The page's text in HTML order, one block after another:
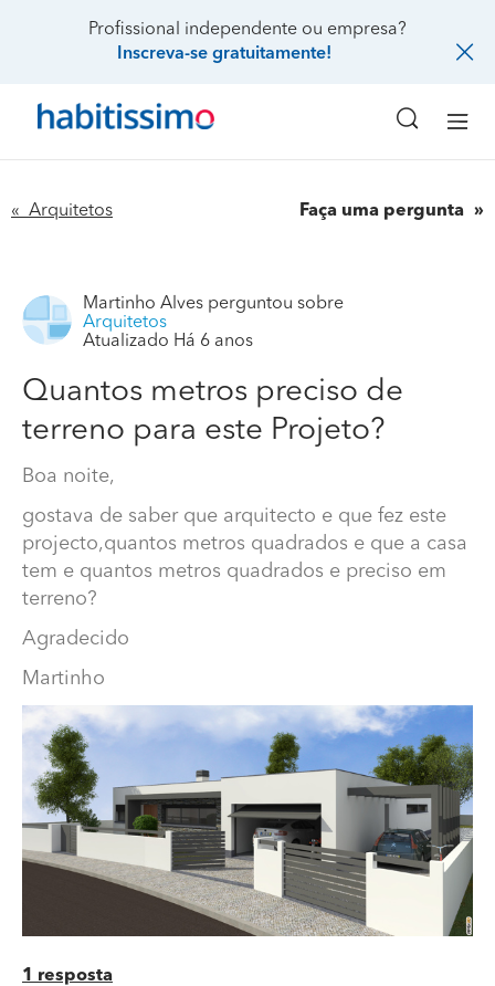
Profissional independente ou empresa?
Inscreva-se gratuitamente!
« Arquitetos Faça uma pergunta
Quantos metros preciso de terreno para este Projeto?
Boa noite,
gostava de saber que arquitecto e que fez este
projecto,quantos metros quadrados e que a casa tem e
quantos metros quadrados e preciso em terreno?
Martinho
Martinho Alves perguntou sobre
Arquitetos
Atualizado Há 6 anos
Quantos metros preciso de
terreno para este Projeto?
Boa noite,
gostava de saber que arquitecto e que fez este
projecto,quantos metros quadrados e que a casa
tem e quantos metros quadrados e preciso em
terreno?
Agradecido
Martinho
1 resposta